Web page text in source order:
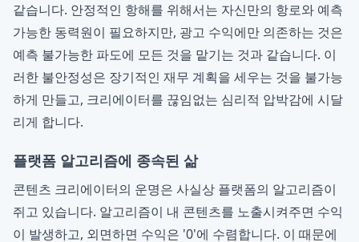
같습니다. 안정적인 항해를 위해서는 자신만의 항로와 예측
가능한 동력원이 필요하지만, 광고 수익에만 의존하는 것은
예측 불가능한 파도에 모든 것을 맡기는 것과 같습니다. 이
러한 불안정성은 장기적인 재무 계획을 세우는 것을 불가능
하게 만들고, 크리에이터를 끊임없는 심리적 압박감에 시달
리게 합니다.
플랫폼 알고리즘에 종속된 삶
콘텐츠 크리에이터의 운명은 사실상 플랫폼의 알고리즘이
쥐고 있습니다. 알고리즘이 내 콘텐츠를 노출시켜주면 수익
이 발생하고, 외면하면 수익은 '0'에 수렴합니다. 이 때문에